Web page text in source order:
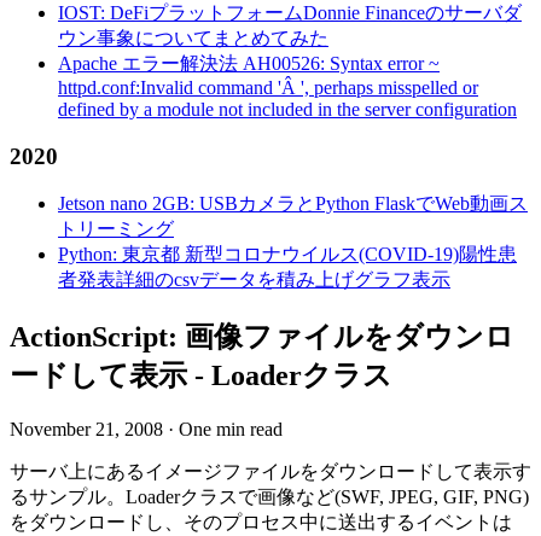
IOST: DeFiプラットフォームDonnie Financeのサーバダ
ウン事象についてまとめてみた
Apache エラー解決法 AH00526: Syntax error ~
httpd.conf:Invalid command 'Â ', perhaps misspelled or
defined by a module not included in the server configuration
2020
Jetson nano 2GB: USBカメラとPython FlaskでWeb動画ス
トリーミング
Python: 東京都 新型コロナウイルス(COVID-19)陽性患
者発表詳細のcsvデータを積み上げグラフ表示
ActionScript: 画像ファイルをダウンロ
ードして表示 - Loaderクラス
November 21, 2008 · One min read
サーバ上にあるイメージファイルをダウンロードして表示す
るサンプル。Loaderクラスで画像など(SWF, JPEG, GIF, PNG)
をダウンロードし、そのプロセス中に送出するイベントは